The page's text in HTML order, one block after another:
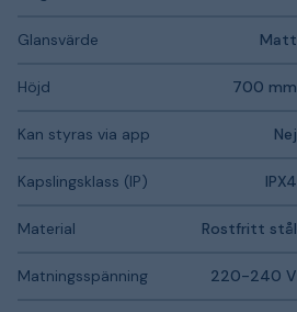
Glansvärde Matt
Höjd 700 mm
Kan styras via app Nej
Kapslingsklass (IP) IPX4
Material Rostfritt stål
Matningsspänning 220-240 V